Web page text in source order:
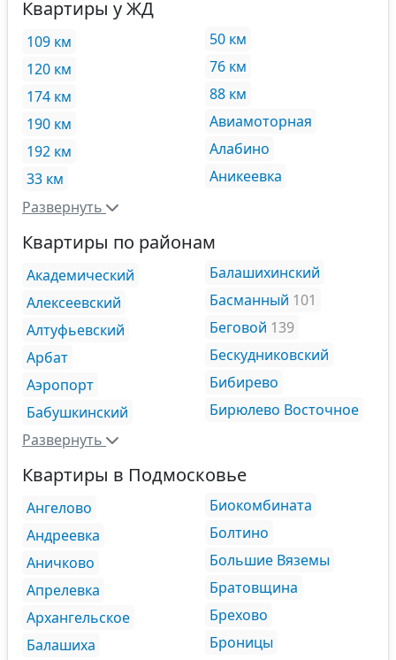
Квартиры у ЖД
109 км
120 км
174 км
190 км
192 км
33 км
50 км
76 км
88 км
Авиамоторная
Алабино
Аникеевка
Развернуть
Квартиры по районам
Академический
Алексеевский
Алтуфьевский
Арбат
Аэропорт
Бабушкинский
Балашихинский
Басманный 101
Беговой 139
Бескудниковский
Бибирево
Бирюлево Восточное
Развернуть
Квартиры в Подмосковье
Ангелово
Андреевка
Аничково
Апрелевка
Архангельское
Балашиха
Биокомбината
Болтино
Большие Вяземы
Братовщина
Брехово
Броницы